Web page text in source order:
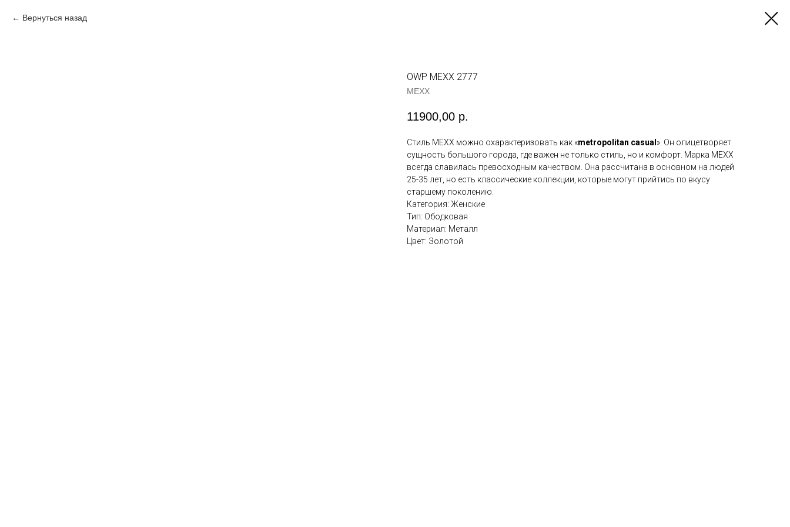
Вернуться назад
OWP MEXX 2777
MEXX
11900,00 р.
Стиль MEXX можно охарактеризовать как «metropolitan casual ». Он олицетворяет
сущность большого города, где важен не только стиль, но и комфорт. Марка MEXX
всегда славилась превосходным качеством. Она рассчитана в основном на людей
25-35 лет, но есть классические коллекции, которые могут прийтись по вкусу
старшему поколению.
Категория: Женские
Тип: Ободковая
Материал: Металл
Цвет: Золотой